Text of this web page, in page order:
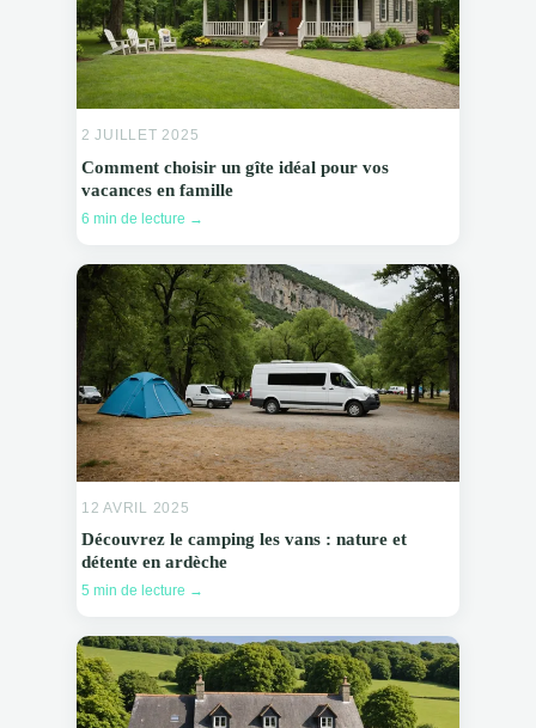
2 JUILLET 2025
Comment choisir un gîte idéal pour vos
vacances en famille
6 min de lecture →
12 AVRIL 2025
Découvrez le camping les vans : nature et
détente en ardèche
5 min de lecture →